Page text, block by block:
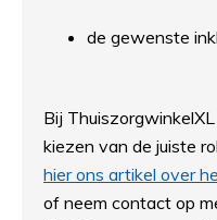
de gewenste
Bij
kiezen van de juiste
hier ons artikel over
of neem contact op